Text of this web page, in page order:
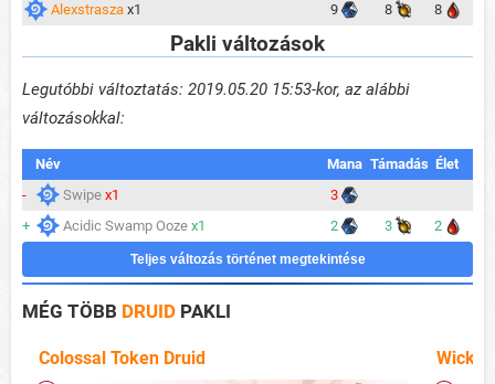
Alexstrasza x1 9 8 8
Pakli változások
Legutóbbi változtatás: 2019.05.20 15:53-kor, az alábbi
változásokkal:
Név Mana Támadás Élet
-
Swipe x1
3
+
Acidic Swamp Ooze x1 2 3 2
Teljes változás történet megtekintése
MÉG TÖBB DRUID PAKLI
Colossal Token Druid